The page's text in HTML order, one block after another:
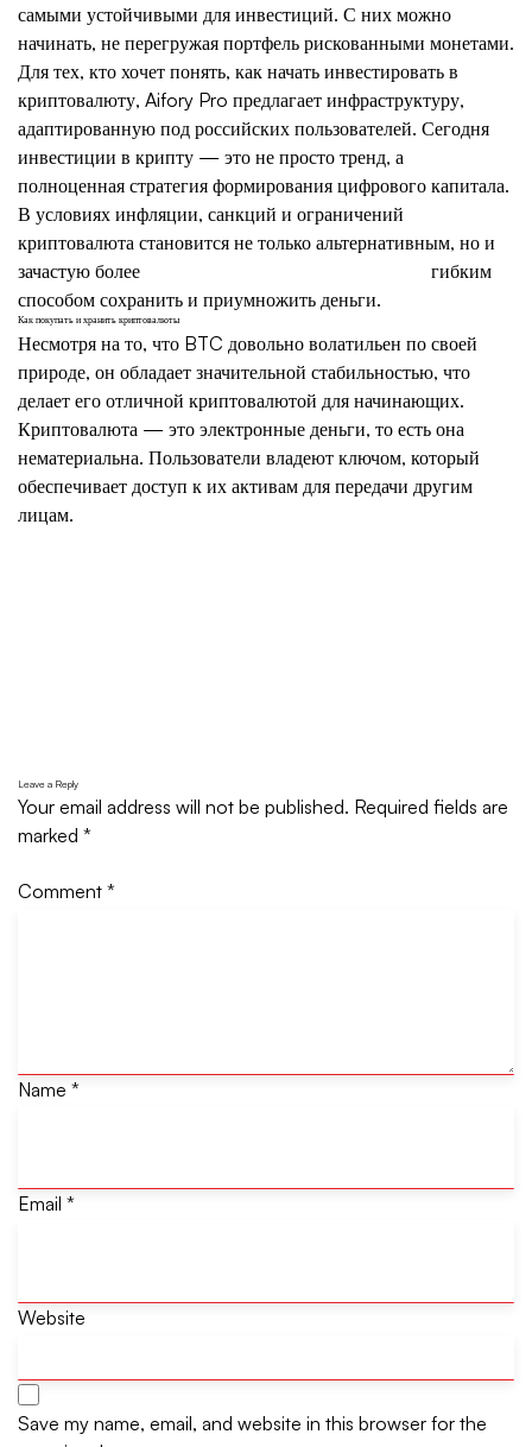
самыми устойчивыми для инвестиций. С них можно
начинать, не перегружая портфель рискованными монетами.
Для тех, кто хочет понять, как начать инвестировать в
криптовалюту, Aifory Pro предлагает инфраструктуру,
адаптированную под российских пользователей. Сегодня
инвестиции в крипту — это не просто тренд, а
полноценная стратегия формирования цифрового капитала.
В условиях инфляции, санкций и ограничений
криптовалюта становится не только альтернативным, но и
зачастую более
гибким
способом сохранить и приумножить деньги.
Как покупать и хранить криптовалюты
Несмотря на то, что BTC довольно волатильен по своей
природе, он обладает значительной стабильностью, что
делает его отличной криптовалютой для начинающих.
Криптовалюта — это электронные деньги, то есть она
нематериальна. Пользователи владеют ключом, который
обеспечивает доступ к их активам для передачи другим
лицам.
Leave a Reply
Your email address will not be published. Required fields are
marked *
Comment *
Name *
Email *
Website
Save my name, email, and website in this browser for the